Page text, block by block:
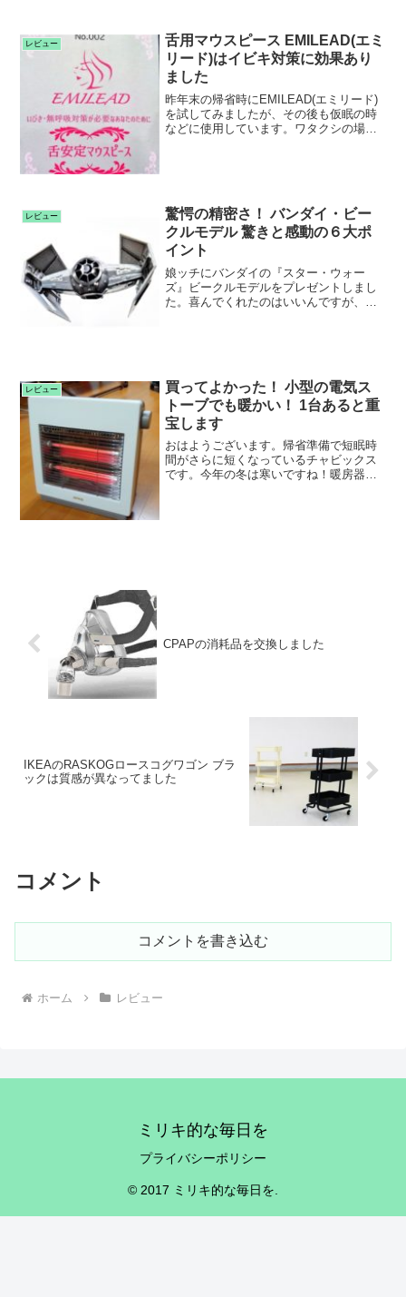
レビュー
舌用マウスピース EMILEAD(エミ
リード)はイビキ対策に効果あり
ました
昨年末の帰省時にEMILEAD(エミリード)
を試してみましたが、その後も仮眠の時
などに使用しています。ワタクシの場合
レビュー
驚愕の精密さ！ バンダイ・ビー
クルモデル 驚きと感動の６大ポ
イント
娘ッチにバンダイの『スター・ウォー
ズ』ビークルモデルをプレゼントしまし
た。喜んでくれたのはいいんですが、組
レビュー
買ってよかった！ 小型の電気ス
トーブでも暖かい！ 1台あると重
宝します
おはようございます。帰省準備で短眠時
間がさらに短くなっているチャビックス
です。今年の冬は寒いですね！暖房器具
CPAPの消耗品を交換しました
IKEAのRASKOGロースコグワゴン ブラ
ックは質感が異なってました
コメント
コメントを書き込む
ホーム レビュー
ミリキ的な毎日を
プライバシーポリシー
© 2017 ミリキ的な毎日を.